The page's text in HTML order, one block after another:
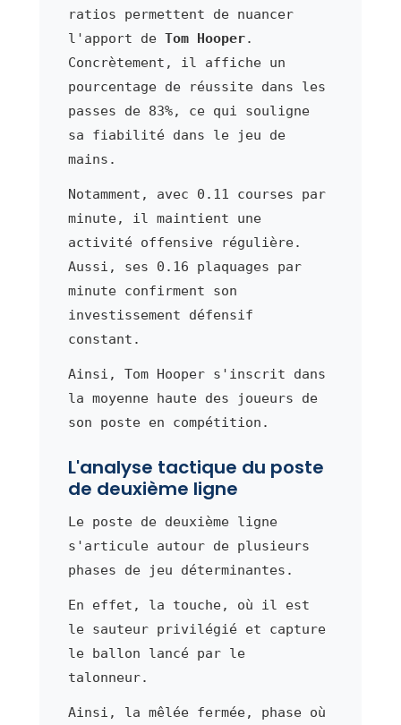
ratios permettent de nuancer
l'apport de Tom Hooper.
Concrètement, il affiche un
pourcentage de réussite dans les
passes de 83%, ce qui souligne
sa fiabilité dans le jeu de
mains.
Notamment, avec 0.11 courses par
minute, il maintient une
activité offensive régulière.
Aussi, ses 0.16 plaquages par
minute confirment son
investissement défensif
constant.
Ainsi, Tom Hooper s'inscrit dans
la moyenne haute des joueurs de
son poste en compétition.
L'analyse tactique du poste
de deuxième ligne
Le poste de deuxième ligne
s'articule autour de plusieurs
phases de jeu déterminantes.
En effet, la touche, où il est
le sauteur privilégié et capture
le ballon lancé par le
talonneur.
Ainsi, la mêlée fermée, phase où